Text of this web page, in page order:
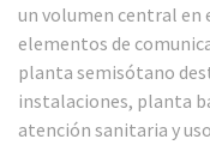
un volumen central en
elementos de
planta semisótano
instalaciones, planta
atención sanitaria y